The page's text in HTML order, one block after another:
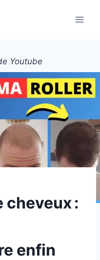
Youtube
cheveux :
enfin